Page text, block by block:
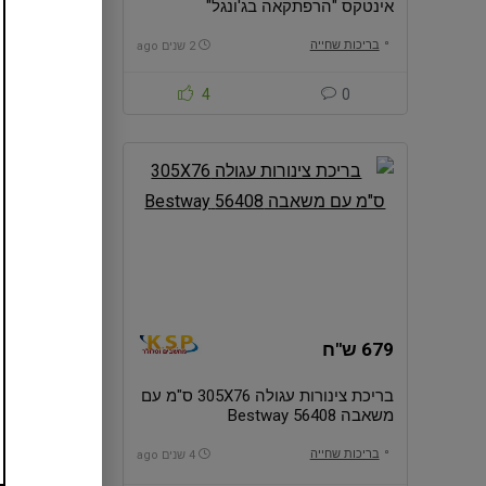
אינטקס "הרפתקאה בג'ונגל"
בריכות שחייה 2 שנים ago
4 0
679 ש"ח
בריכת צינורות עגולה 305X76 ס"מ עם
משאבה 56408 Bestway
בריכות שחייה 4 שנים ago